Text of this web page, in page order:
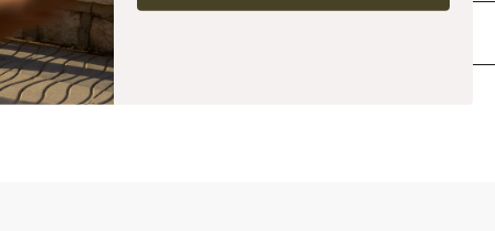
Livraison & retours
Produits similaires